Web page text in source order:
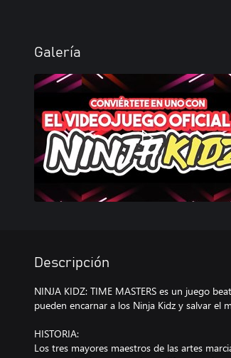
Galería
Descripción
NINJA KIDZ: TIME MASTERS es un juego
pueden encarnar a los Ninja Kidz y salvar el
HISTORIA:
Los tres mayores maestros de las artes